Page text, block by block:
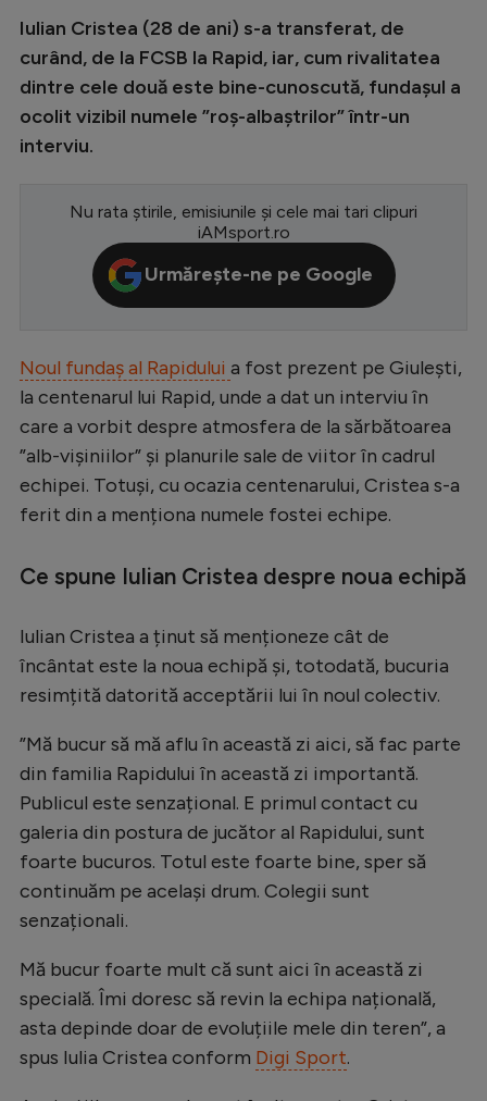
Champions League
Europa League
CM 2026
Premier League
LaLiga
Bundesliga
Ligue 1
Campionate
Starurile fotbalului
EURO 2024
Stranieri
Handbal
Natație
Gimnastică
Rugby
Ciclism
Alte sporturi
Iulian Cristea (28 de ani) s-a transferat, de
curând, de la FCSB la Rapid, iar, cum rivalitatea
dintre cele două este bine-cunoscută, fundașul a
ocolit vizibil numele ”roș-albaștrilor” într-un
interviu.
Nu rata știrile, emisiunile și cele mai tari clipuri
iAMsport.ro
Urmărește-ne pe Google
Noul fundaș al Rapidului a fost prezent pe Giulești,
la centenarul lui Rapid, unde a dat un interviu în
care a vorbit despre atmosfera de la sărbătoarea
”alb-vișiniilor” și planurile sale de viitor în cadrul
echipei. Totuși, cu ocazia centenarului, Cristea s-a
ferit din a menționa numele fostei echipe.
Ce spune Iulian Cristea despre noua echipă
Iulian Cristea a ținut să menționeze cât de
încântat este la noua echipă și, totodată, bucuria
resimțită datorită acceptării lui în noul colectiv.
”Mă bucur să mă aflu în această zi aici, să fac parte
din familia Rapidului în această zi importantă.
Publicul este senzațional. E primul contact cu
galeria din postura de jucător al Rapidului, sunt
foarte bucuros. Totul este foarte bine, sper să
continuăm pe același drum. Colegii sunt
senzaționali.
Mă bucur foarte mult că sunt aici în această zi
specială. Îmi doresc să revin la echipa națională,
asta depinde doar de evoluțiile mele din teren”, a
spus Iulia Cristea conform Digi Sport.